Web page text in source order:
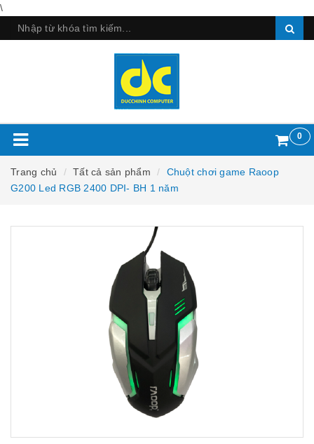
\
0
Trang chủ Tất cả sản phẩm
Chuột chơi game Raoop
G200 Led RGB 2400 DPI- BH 1 năm